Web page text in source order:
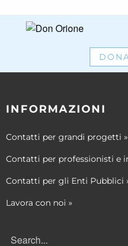
INFORMAZIONI
Contatti per grandi progetti »
Contatti per professionisti e
Contatti per gli Enti Pubblici
Lavora con noi »